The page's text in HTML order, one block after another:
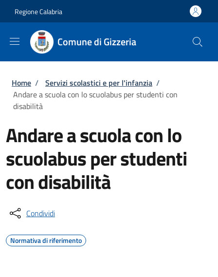
Regione Calabria
Comune di Gizzeria
Briciole di pane
Home / Servizi scolastici e per l'infanzia /
Andare a scuola con lo scuolabus per studenti con
disabilità
Andare a scuola con lo
scuolabus per studenti
con disabilità
Condividi
Normativa di riferimento